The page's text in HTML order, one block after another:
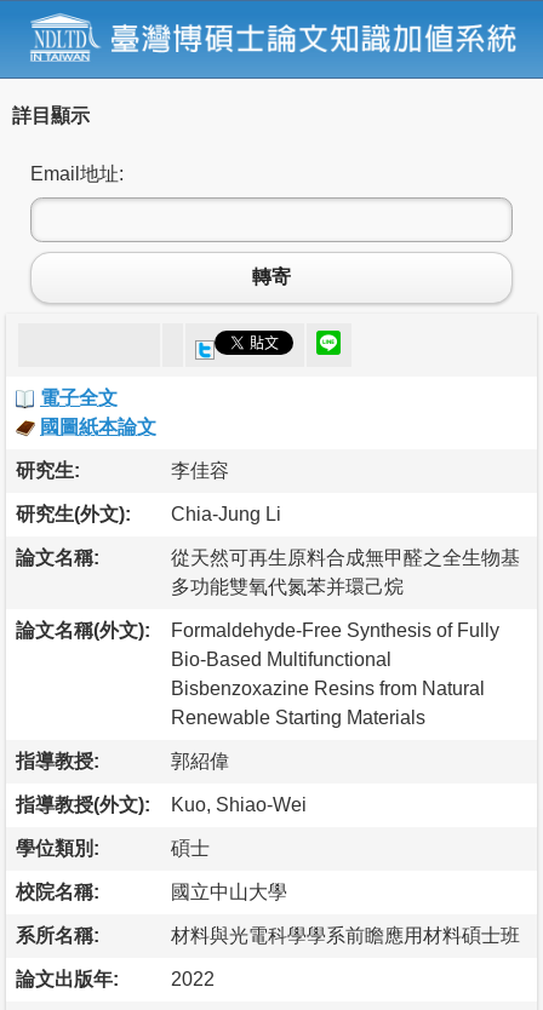
詳目顯示
Email地址:
轉寄
電子全文
國圖紙本論文
研究生: 李佳容
研究生(外文): Chia-Jung Li
論文名稱:
從天然可再生原料合成無甲醛之全生物基
多功能雙氧代氮苯并環己烷
論文名稱(外文):
Formaldehyde-Free Synthesis of Fully
Bio-Based Multifunctional
Bisbenzoxazine Resins from Natural
Renewable Starting Materials
指導教授: 郭紹偉
指導教授(外文): Kuo, Shiao-Wei
學位類別: 碩士
校院名稱: 國立中山大學
系所名稱: 材料與光電科學學系前瞻應用材料碩士班
論文出版年: 2022